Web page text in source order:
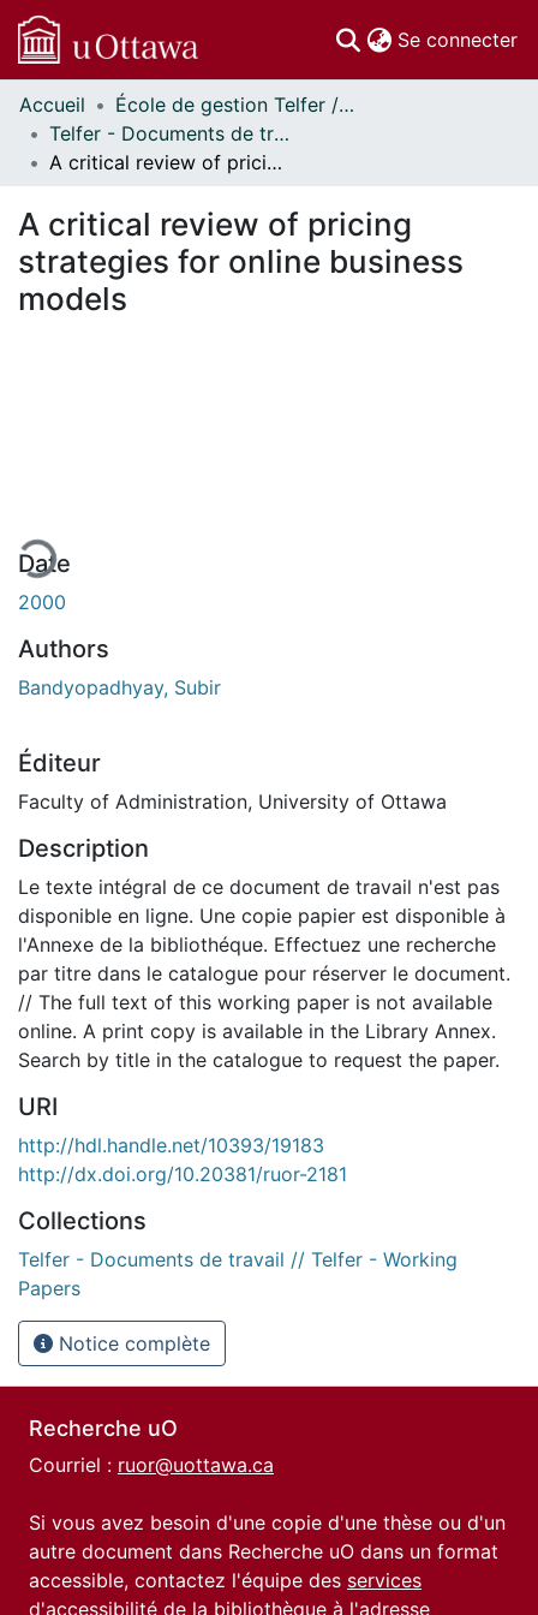
Se connecter
Communautés
et collections
Parcourir
À propos
Accueil
École de gestion Telfer // Telfer School of Management
Telfer - Documents de travail // Telfer - Working Papers
A critical review of pricing strategies for online business models
A critical review of pricing
strategies for online business
models
Date
2000
Authors
Bandyopadhyay, Subir
Éditeur
Faculty of Administration, University of Ottawa
Description
Le texte intégral de ce document de travail n'est pas
disponible en ligne. Une copie papier est disponible à
l'Annexe de la bibliothéque. Effectuez une recherche
par titre dans le catalogue pour réserver le document.
// The full text of this working paper is not available
online. A print copy is available in the Library Annex.
Search by title in the catalogue to request the paper.
URI
http://hdl.handle.net/10393/19183
http://dx.doi.org/10.20381/ruor-2181
Collections
Telfer - Documents de travail // Telfer - Working
Papers
Notice complète
Recherche uO
Courriel : ruor@uottawa.ca
Si vous avez besoin d'une copie d'une thèse ou d'un
autre document dans Recherche uO dans un format
accessible, contactez l'équipe des services
d'accessibilité de la bibliothèque à l'adresse